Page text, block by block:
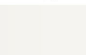
du diocèse de Troyes à
avec dessins
de la fabrique